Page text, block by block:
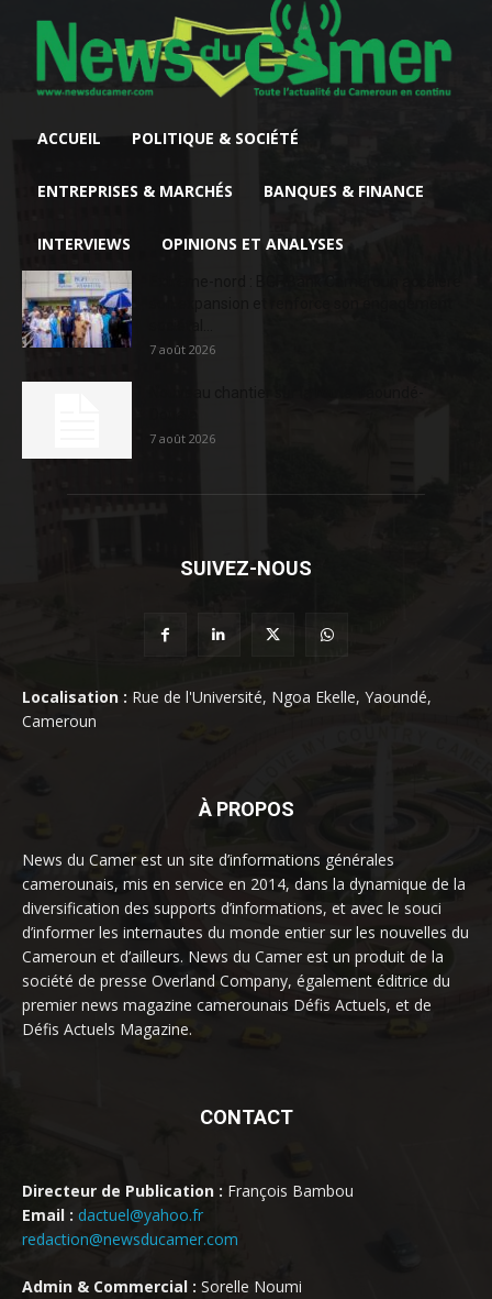
ACCUEIL POLITIQUE & SOCIÉTÉ
ENTREPRISES & MARCHÉS BANQUES & FINANCE
INTERVIEWS OPINIONS ET ANALYSES
7 août 2026
7 août 2026
SUIVEZ-NOUS
Localisation : Rue de l'Université, Ngoa Ekelle, Yaoundé,
Cameroun
À PROPOS
News du Camer est un site d’informations générales
camerounais, mis en service en 2014, dans la dynamique de la
diversification des supports d’informations, et avec le souci
d’informer les internautes du monde entier sur les nouvelles du
Cameroun et d’ailleurs. News du Camer est un produit de la
société de presse Overland Company, également éditrice du
premier news magazine camerounais Défis Actuels, et de
Défis Actuels Magazine.
CONTACT
Directeur de Publication : François Bambou
Email : dactuel@yahoo.fr
redaction@newsducamer.com
Admin & Commercial : Sorelle Noumi